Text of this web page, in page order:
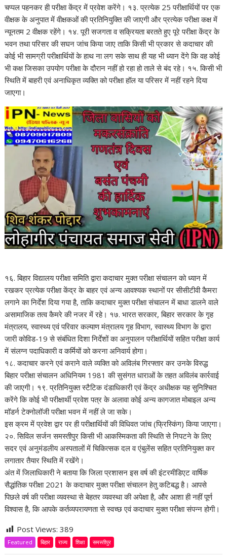
चप्पल पहनकर ही परीक्षा केंद्र में प्रवेश करेंगे। १३. प्रत्येक 25 परीक्षार्थियों पर एक
वीक्षक के अनुपात में वीक्षकओं की प्रतिनियुक्ति की जाएगी और प्रत्येक परीक्षा कक्ष में
न्यूनतम 2 वीक्षक रहेंगे। १४. पूरी सजगता व सक्रियता बरतते हुए पूरे परीक्षा केंद्र के
भवन तथा परिसर की सघन जांच किया जाए ताकि किसी भी प्रकार से कदाचार की
कोई भी सामग्री परीक्षार्थियों के हाथ ना लग सके साथ ही यह भी ध्यान देंगे कि वह कोई
भी कक्ष जिसका उपयोग परीक्षा के दौरान नहीं हो रहा हो ताले से बंद रहे। १५. किसी भी
स्थिति में बाहरी एवं अनाधिकृत व्यक्ति को परीक्षा हॉल या परिसर में नहीं रहने दिया
जाएगा।
१६. बिहार विद्यालय परीक्षा समिति द्वारा कदाचार मुक्त परीक्षा संचालन को ध्यान में
रखकर प्रत्येक परीक्षा केंद्र के बाहर एवं अन्य आवश्यक स्थानों पर सीसीटीवी कैमरा
लगाने का निर्देश दिया गया है, ताकि कदाचार मुक्त परीक्षा संचालन में बाधा डालने वाले
असामाजिक तत्व कैमरे की नजर में रहे। १७. भारत सरकार, बिहार सरकार के गृह
मंत्रालय, स्वास्थ्य एवं परिवार कल्याण मंत्रालय गृह विभाग, स्वास्थ्य विभाग के द्वारा
जारी कोविड-19 से संबंधित दिशा निर्देशों का अनुपालन परीक्षार्थियों सहित परीक्षा कार्य
में संलग्न पदाधिकारी व कर्मियों को करना अनिवार्य होगा।
१८. कदाचार करने एवं कराने वाले व्यक्ति को अविलंब गिरफ्तार कर उनके विरुद्ध
बिहार परीक्षा संचालन अधिनियम 1981 की सुसंगत धाराओं के तहत अविलंब कार्रवाई
की जाएगी। १९. प्रतिनियुक्त स्टैटिक दंडाधिकारी एवं केंद्र अधीक्षक यह सुनिश्चित
करेंगे कि कोई भी परीक्षार्थी प्रवेश पत्र के अलावा कोई अन्य कागजात मोबाइल अन्य
मॉडर्न टेक्नोलॉजी परीक्षा भवन में नहीं ले जा सके।
इस क्रम में प्रवेश द्वार पर ही परीक्षार्थियों की विधिवत जांच (फ्रिस्किंग) किया जाएगा।
२०. सिविल सर्जन समस्तीपुर किसी भी आकस्मिकता की स्थिति से निपटने के लिए
सदर एवं अनुमंडलीय अस्पतालों में चिकित्सक दल व एंबुलेंस सहित प्रतिनियुक्त कर
लगातार तैयार स्थिति में रखेंगे।
अंत में जिलाधिकारी ने बताया कि जिला प्रशासन इस वर्ष की इंटरमीडिएट वार्षिक
सैद्धांतिक परीक्षा 2021 के कदाचार मुक्त परीक्षा संचालन हेतु कटिबद्ध है। आपसे
पिछले वर्ष की परीक्षा व्यवस्था से बेहतर व्यवस्था की अपेक्षा है, और आशा ही नहीं पूर्ण
विश्वास है, कि आपके कर्तव्यपरायणता से स्वच्छ एवं कदाचार मुक्त परीक्षा संपन्न होगी।
Post Views:389
Featured बिहार राज्य शिक्षा समस्तीपुर